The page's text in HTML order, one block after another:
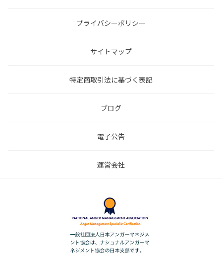
プライバシーポリシー
サイトマップ
特定商取引法に基づく表記
ブログ
電子公告
運営会社